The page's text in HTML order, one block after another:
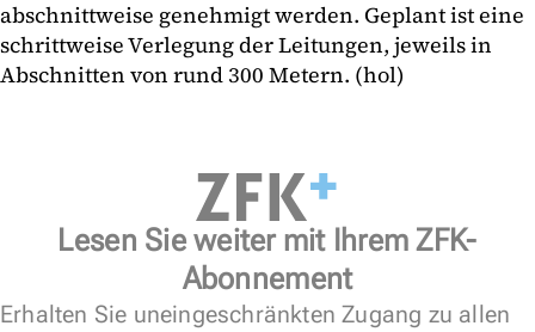
abschnittweise genehmigt werden. Geplant ist eine
schrittweise Verlegung der Leitungen, jeweils in
Abschnitten von rund 300 Metern. (hol)
Lesen Sie weiter mit Ihrem ZFK-
Abonnement
Erhalten Sie uneingeschränkten Zugang zu allen